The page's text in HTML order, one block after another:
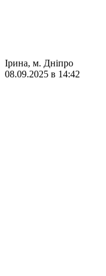
Ірина, м. Дніпро
08.09.2025 в 14:42